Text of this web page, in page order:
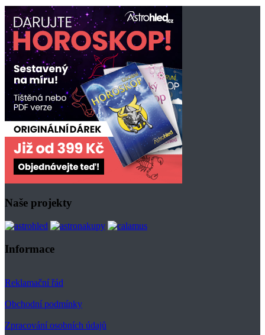
Naše projekty
Informace
Reklamační řád
Obchodní podmínky
Zpracování osobních údajů